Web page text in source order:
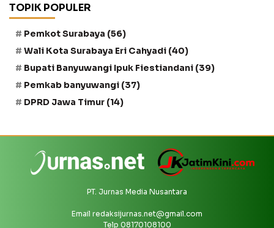
TOPIK POPULER
Pemkot Surabaya (56)
Wali Kota Surabaya Eri Cahyadi (40)
Bupati Banyuwangi Ipuk Fiestiandani (39)
Pemkab banyuwangi (37)
DPRD Jawa Timur (14)
PT. Jurnas Media Nusantara
Email redaksijurnas.net@gmail.com
Telp 08170108100